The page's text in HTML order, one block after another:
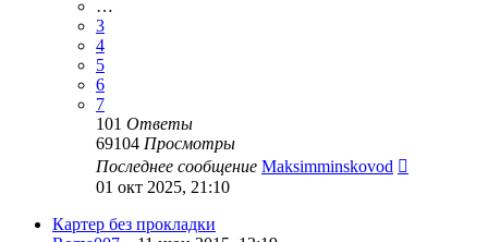
…
3
4
5
6
7
101 Ответы
69104 Просмотры
Последнее сообщение Maksimminskovod
01 окт 2025, 21:10
Картер без прокладки